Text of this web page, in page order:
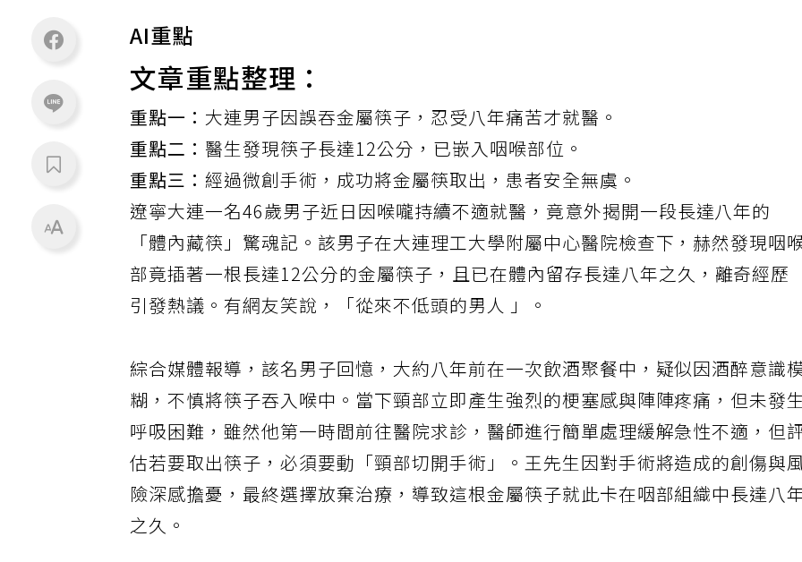
AI重點
文章重點整理：
重點一：大連男子因誤吞金屬筷子，忍受八年痛苦才就醫。
重點二： 醫生發現筷子長達12公分，已嵌入咽喉部位。
重點三：經過微創手術，成功將金屬筷取出，患者安全無虞。
遼寧大連一名46歲男子近日因喉嚨持續不適就醫，竟意外揭開一段長達八年的
「體內藏筷」驚魂記。該男子在大連理工大學附屬中心醫院檢查下，赫然發現咽
部竟插著一根長達12公分的金屬筷子 ，且已在體內留存長達八年之久，離奇經歷
引發熱議。有網友笑說，「從來不低頭的男人 」。
綜合媒體報導，該名男子回憶，大約八年前在一次飲酒聚餐中，疑似因酒醉意識
糊，不慎將筷子吞入喉中。當下頸部立即產生強烈的梗塞感與陣陣疼痛，但未發
呼吸困難，雖然他第一時間前往醫院求診，醫師進行簡單處理緩解急性不適，但
估若要取出筷子，必須要動「頸部切開手術」。王先生因對手術將造成的創傷與
險深感擔憂，最終選擇放棄治療，導致這根金屬筷子就此卡在咽部組織中長達八
之久。